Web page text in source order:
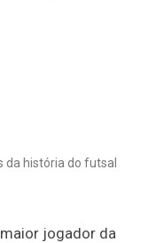
da história do futsal
jogador da